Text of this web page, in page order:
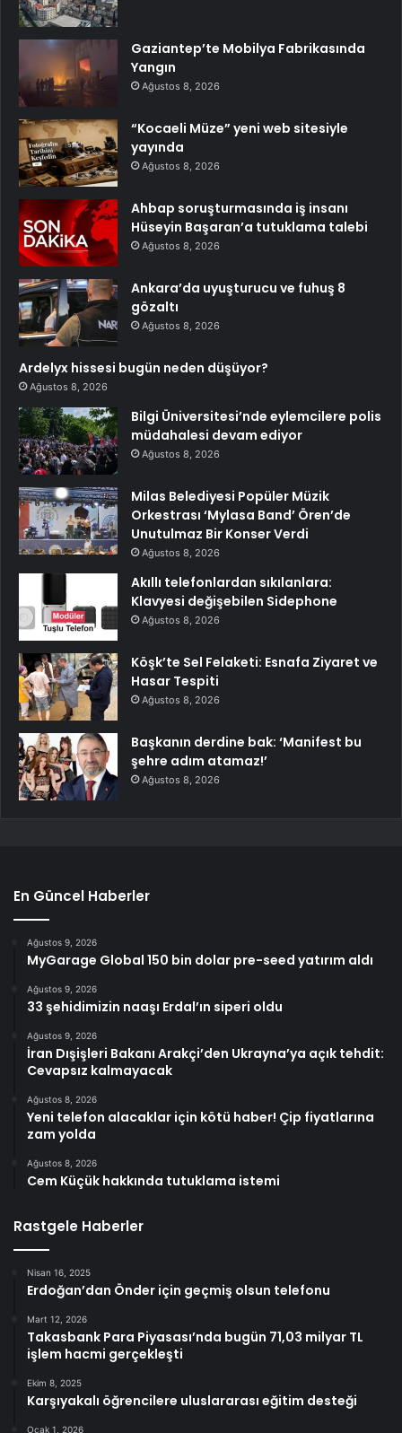
Gaziantep’te Mobilya Fabrikasında
Yangın
Ağustos 8, 2026
“Kocaeli Müze” yeni web sitesiyle
yayında
Ağustos 8, 2026
Ahbap soruşturmasında iş insanı
Hüseyin Başaran’a tutuklama talebi
Ağustos 8, 2026
Ankara’da uyuşturucu ve fuhuş 8
gözaltı
Ağustos 8, 2026
Ardelyx hissesi bugün neden düşüyor?
Ağustos 8, 2026
Bilgi Üniversitesi’nde eylemcilere polis
müdahalesi devam ediyor
Ağustos 8, 2026
Milas Belediyesi Popüler Müzik
Orkestrası ‘Mylasa Band’ Ören’de
Unutulmaz Bir Konser Verdi
Ağustos 8, 2026
Akıllı telefonlardan sıkılanlara:
Klavyesi değişebilen Sidephone
Ağustos 8, 2026
Köşk’te Sel Felaketi: Esnafa Ziyaret ve
Hasar Tespiti
Ağustos 8, 2026
Başkanın derdine bak: ‘Manifest bu
şehre adım atamaz!’
Ağustos 8, 2026
En Güncel Haberler
Ağustos 9, 2026
MyGarage Global 150 bin dolar pre-seed yatırım aldı
Ağustos 9, 2026
33 şehidimizin naaşı Erdal’ın siperi oldu
Ağustos 9, 2026
İran Dışişleri Bakanı Arakçi’den Ukrayna’ya açık tehdit:
Cevapsız kalmayacak
Ağustos 8, 2026
Yeni telefon alacaklar için kötü haber! Çip fiyatlarına
zam yolda
Ağustos 8, 2026
Cem Küçük hakkında tutuklama istemi
Rastgele Haberler
Nisan 16, 2025
Erdoğan’dan Önder için geçmiş olsun telefonu
Mart 12, 2026
Takasbank Para Piyasası’nda bugün 71,03 milyar TL
işlem hacmi gerçekleşti
Ekim 8, 2025
Karşıyakalı öğrencilere uluslararası eğitim desteği
Ocak 1, 2026